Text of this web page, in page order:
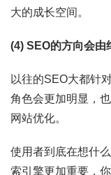
大的成长空间。
(4) SEO的方向会由
以往的SEO大都针
角色会更加明显，
网站优化。
使用者到底在想什
索引擎更加重要，